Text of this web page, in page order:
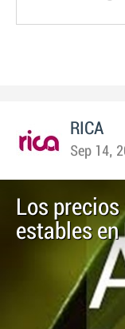
RICA
Sep 14,
Los
estables